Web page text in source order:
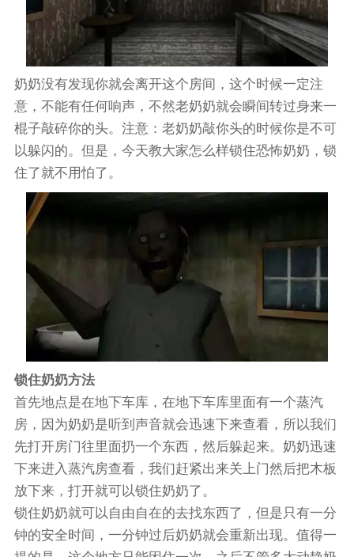
奶奶没有发现你就会离开这个房间，这个时候一定注
意，不能有任何响声，不然老奶奶就会瞬间转过身来一
棍子敲碎你的头。注意：老奶奶敲你头的时候你是不可
以躲闪的。但是，今天教大家怎么样锁住恐怖奶奶，锁
住了就不用怕了。
锁住奶奶方法
首先地点是在地下车库，在地下车库里面有一个蒸汽
房，因为奶奶是听到声音就会迅速下来查看，所以我们
先打开房门往里面扔一个东西，然后躲起来。奶奶迅速
下来进入蒸汽房查看，我们赶紧出来关上门然后把木板
放下来，打开就可以锁住奶奶了。
锁住奶奶就可以自由自在的去找东西了，但是只有一分
钟的安全时间，一分钟过后奶奶就会重新出现。值得一